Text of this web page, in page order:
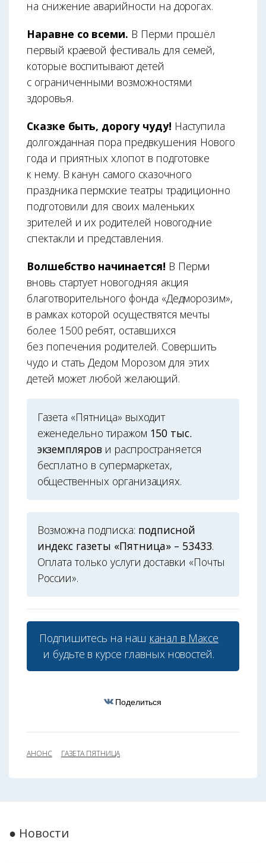
на снижение аварийности на дорогах.
Наравне со всеми. В Перми прошёл
первый краевой фестиваль для семей,
которые воспитывают детей
с ограниченными возможностями
здоровья.
Сказке быть, дорогу чуду! Наступила
долгожданная пора предвкушения Нового
года и приятных хлопот в подготовке
к нему. В канун самого сказочного
праздника пермские театры традиционно
подготовили для своих маленьких
зрителей и их родителей новогодние
спектакли и представления.
Волшебство начинается! В Перми
вновь стартует новогодняя акция
благотворительного фонда «Дедморозим»,
в рамках которой осуществятся мечты
более 1500 ребят, оставшихся
без попечения родителей. Совершить
чудо и стать Дедом Морозом для этих
детей может любой желающий.
Газета «Пятница» выходит
еженедельно тиражом 150 тыс.
экземпляров и распространяется
бесплатно в супермаркетах,
общественных организациях.
Возможна подписка: подписной
индекс газеты «Пятница» – 53433.
Оплата только услуги доставки «Почты
России».
Подпишитесь на наш канал в Максе
и будьте в курсе главных новостей.
Поделиться
АНОНС ГАЗЕТА ПЯТНИЦА
● Новости